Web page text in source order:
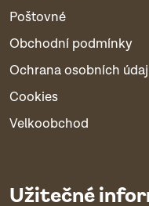
Poštovné
Obchodní podmínky
Ochrana osobních
Cookies
Velkoobchod
Užitečné